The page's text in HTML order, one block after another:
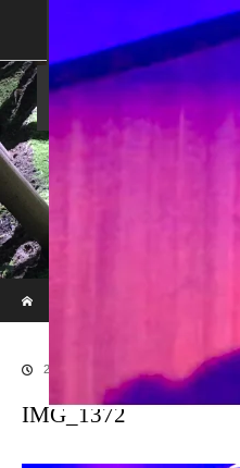
SHOP
ABOUT US
現代のサムラ
2017.12.3
IMG_1372